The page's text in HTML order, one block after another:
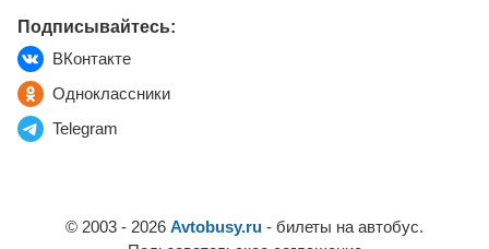
Подписывайтесь:
ВКонтакте
Одноклассники
Telegram
© 2003 - 2026 Avtobusy.ru - билеты на автобус.